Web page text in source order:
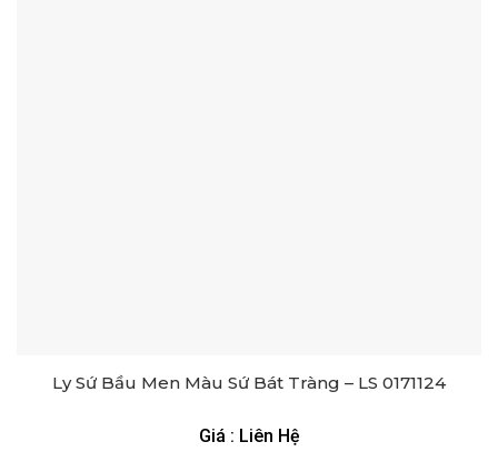
Ly Sứ Bầu Men Màu Sứ Bát Tràng – LS 0171124
Giá : Liên Hệ